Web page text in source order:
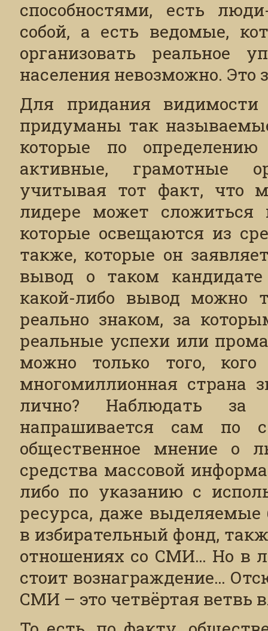
способностями, есть
собой, а есть ведомые,
организовать реальное
населения невозможно. Это
Для придания видимости
придуманы так
которые по
активные, грамотные
учитывая тот факт, что
лидере может сложиться
которые освещаются из
также, которые он
вывод о таком
какой-либо вывод можно
реально знаком, за
реальные успехи или
можно только того,
многомиллионная страна
лично? Наблюдать
напрашивается сам по
общественное мнение о
средства массовой
либо по указанию с
ресурса, даже
в избирательный фонд,
отношениях со СМИ… Но в
стоит вознаграждение…
СМИ – это четвёртая ветвь